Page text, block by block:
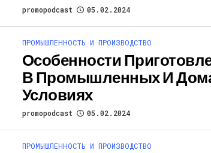
promopodcast 05.02.2024
ПРОМЫШЛЕННОСТЬ И ПРОИЗВОДСТВО
Особенности
В Промышленных И
Условиях
promopodcast 05.02.2024
ПРОМЫШЛЕННОСТЬ И ПРОИЗВОДСТВО